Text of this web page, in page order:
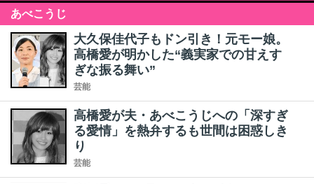
あべこうじ
大久保佳代子もドン引き！元モー娘。
高橋愛が明かした“義実家での甘えす
ぎな振る舞い”
芸能
高橋愛が夫・あべこうじへの「深すぎ
る愛情」を熱弁するも世間は困惑しき
り
芸能